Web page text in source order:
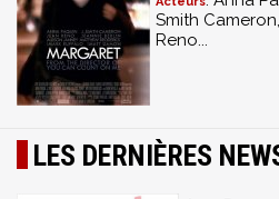
Smith
Reno...
LES DERNIÈRES